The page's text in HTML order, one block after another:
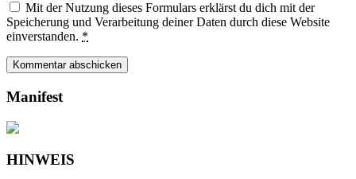
Mit der Nutzung dieses Formulars erklärst du dich mit der
Speicherung und Verarbeitung deiner Daten durch diese Website
einverstanden. *
Manifest
HINWEIS